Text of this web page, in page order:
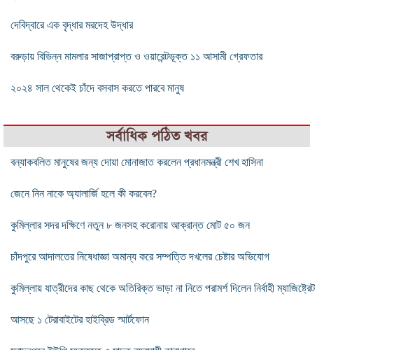
দেবিদ্বারে এক বৃদ্ধার মরদেহ উদ্ধার
বরুড়ায় বিভিন্ন মামলার সাজাপ্রাপ্ত ও ওয়ারেন্টভূক্ত ১১ আসামী গ্রেফতার
২০২৪ সাল থেকেই চাঁদে বসবাস করতে পারবে মানুষ
সর্বাধিক পঠিত খবর
বন্যাকবলিত মানুষের জন্য দোয়া মোনাজাত করলেন প্রধানমন্ত্রী শেখ হাসিনা
জেনে নিন নাকে অ্যালার্জি হলে কী করবেন?
কুমিল্লার সদর দক্ষিণে নতুন ৮ জনসহ করোনায় আক্রান্ত মোট ৫০ জন
চাঁদপুরে আদালতের নিষেধাজ্ঞা অমান্য করে সম্পত্তি দখলের চেষ্টার অভিযোগ
কুমিল্লায় যাত্রীদের কাছ থেকে অতিরিক্ত ভাড়া না নিতে পরামর্শ দিলেন নির্বাহী ম্যাজিষ্ট্রেট
আসছে ১ টেরাবাইটের হাইব্রিড স্মার্টফোন